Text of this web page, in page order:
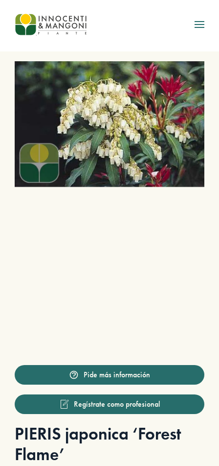
Skip to main content
Pide más información
Regístrate como profesional
PIERIS japonica ‘Forest
Flame’